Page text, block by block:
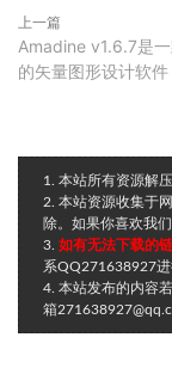
上一篇
Amadine v1.6.7是
的矢量图形设计软件
1. 本站所有资源解
2. 本站资源收集于
除。如果你喜欢我
3. 如有无法下载的
系QQ271638927进
4. 本站发布的内容
箱